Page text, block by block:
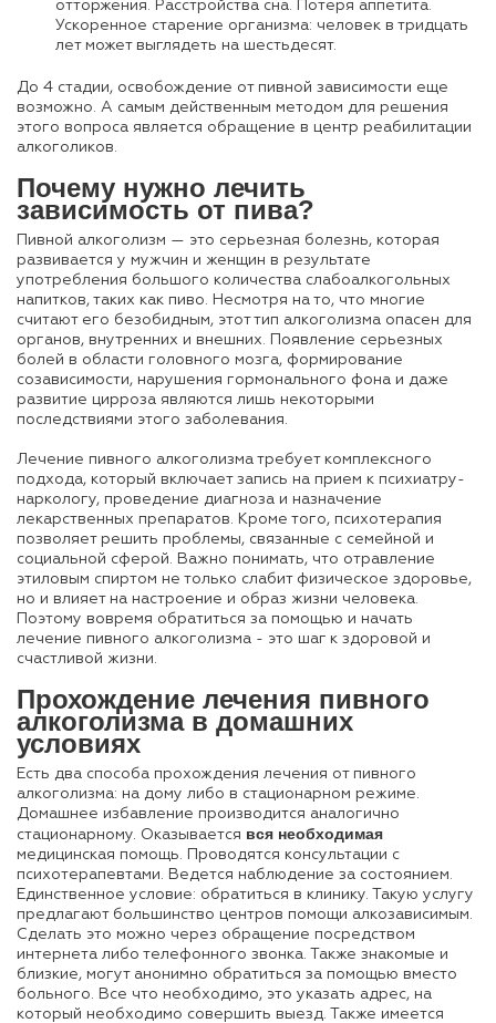
отторжения. Расстройства сна. Потеря аппетита.
Ускоренное старение организма: человек в тридцать
лет может выглядеть на шестьдесят.
До 4 стадии, освобождение от пивной зависимости еще
возможно. А самым действенным методом для решения
этого вопроса является обращение в центр реабилитации
алкоголиков.
Почему нужно лечить
зависимость от пива?
Пивной алкоголизм — это серьезная болезнь, которая
развивается у мужчин и женщин в результате
употребления большого количества слабоалкогольных
напитков, таких как пиво. Несмотря на то, что многие
считают его безобидным, этот тип алкоголизма опасен для
органов, внутренних и внешних. Появление серьезных
болей в области головного мозга, формирование
созависимости, нарушения гормонального фона и даже
развитие цирроза являются лишь некоторыми
последствиями этого заболевания.
Лечение пивного алкоголизма требует комплексного
подхода, который включает запись на прием к психиатру-
наркологу, проведение диагноза и назначение
лекарственных препаратов. Кроме того, психотерапия
позволяет решить проблемы, связанные с семейной и
социальной сферой. Важно понимать, что отравление
этиловым спиртом не только слабит физическое здоровье,
но и влияет на настроение и образ жизни человека.
Поэтому вовремя обратиться за помощью и начать
лечение пивного алкоголизма - это шаг к здоровой и
счастливой жизни.
Прохождение лечения пивного
алкоголизма в домашних
условиях
Есть два способа прохождения лечения от пивного
алкоголизма: на дому либо в стационарном режиме.
Домашнее избавление производится аналогично
стационарному. Оказывается вся необходимая
медицинская помощь. Проводятся консультации с
психотерапевтами. Ведется наблюдение за состоянием.
Единственное условие: обратиться в клинику. Такую услугу
предлагают большинство центров помощи алкозависимым.
Сделать это можно через обращение посредством
интернета либо телефонного звонка. Также знакомые и
близкие, могут анонимно обратиться за помощью вместо
больного. Все что необходимо, это указать адрес, на
который необходимо совершить выезд. Также имеется